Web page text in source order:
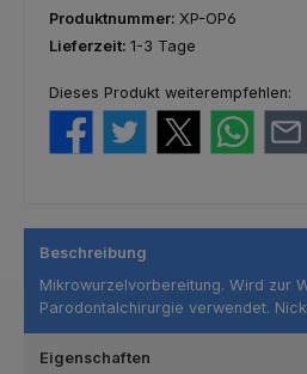
Produktnummer: XP-OP6
Lieferzeit: 1-3 Tage
Dieses Produkt weiterempfehlen:
Beschreibung
Mikrowurzelvorbereitung. Wird zur
Parodontalchirurgie verwendet.
Eigenschaften